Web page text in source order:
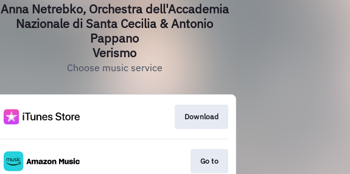
Anna Netrebko, Orchestra dell'Accademia
Nazionale di Santa Cecilia & Antonio
Pappano
Verismo
Choose music service
Download
Go to